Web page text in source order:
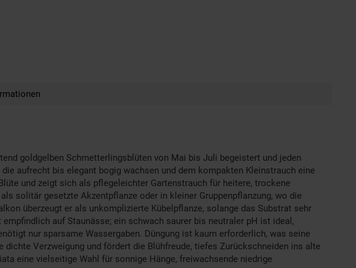
goldgelben Schmetterlingsblüten von Mai bis Juli begeistert und jeden
aufrecht bis elegant bogig wachsen und dem kompakten Kleinstrauch eine
und zeigt sich als pflegeleichter Gartenstrauch für heitere, trockene
solitär gesetzte Akzentpflanze oder in kleiner Gruppenpflanzung, wo die
überzeugt er als unkomplizierte Kübelpflanze, solange das Substrat sehr
auf Staunässe; ein schwach saurer bis neutraler pH ist ideal,
nur sparsame Wassergaben. Düngung ist kaum erforderlich, was seine
Verzweigung und fördert die Blühfreude, tiefes Zurückschneiden ins alte
eine vielseitige Wahl für sonnige Hänge, freiwachsende niedrige